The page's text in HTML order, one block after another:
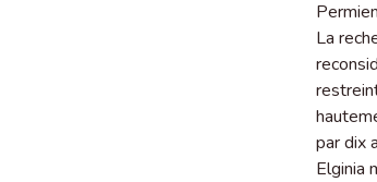
La
par dix
Elginia